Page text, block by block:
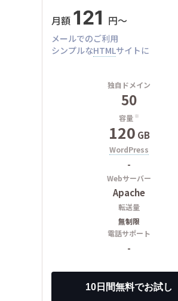
月額 121 円〜
メールでのご利用
シンプルなHTMLサイトに
独自ドメイン
50
容量 ※
120 GB
WordPress
-
Webサーバー
Apache
転送量
無制限
電話サポート
-